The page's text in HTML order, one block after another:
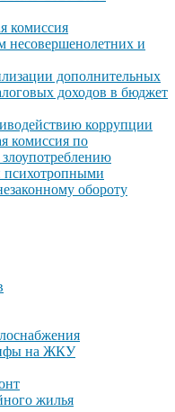
комиссия
несовершенолетних и
дополнительных
доходов в бюджет
коррупции
комиссия по
психотропными
обороту
на ЖКУ
жилья